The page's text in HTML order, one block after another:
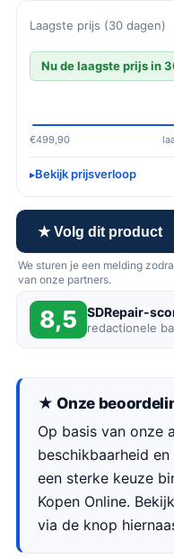
Laagste prijs (30 dagen)
Nu de laagste prijs in
€499,90
Bekijk prijsverloop
★ Volg dit product
We sturen je een melding
van onze partners.
8,5 SDRepair-
redactionele
★ Onze
Op basis van onze
beschikbaarheid
een sterke keuze
Kopen Online.
via de knop